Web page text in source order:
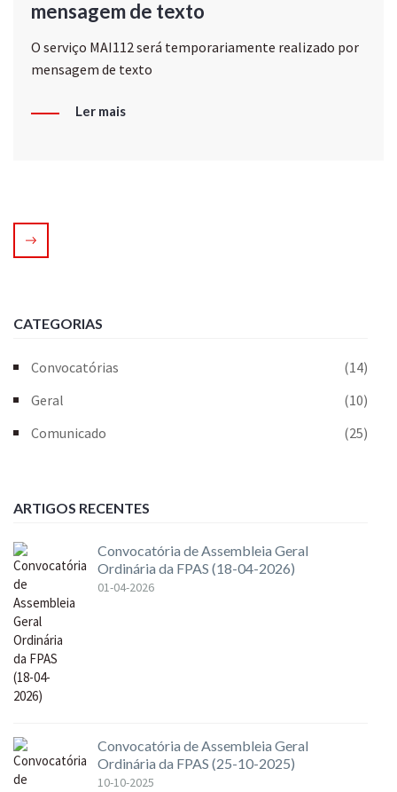
mensagem de texto
O serviço MAI112 será temporariamente realizado por
mensagem de texto
Ler mais
CATEGORIAS
Convocatórias
(14)
Geral
(10)
Comunicado
(25)
ARTIGOS RECENTES
Convocatória de Assembleia Geral
Ordinária da FPAS (18-04-2026)
01-04-2026
Convocatória de Assembleia Geral
Ordinária da FPAS (25-10-2025)
10-10-2025